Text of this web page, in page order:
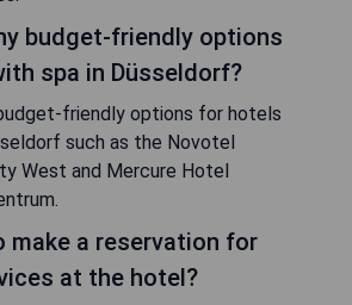
budget-friendly options
spa in Düsseldorf?
friendly options for hotels
such as the Novotel
West and Mercure Hotel
make a reservation for
at the hotel?